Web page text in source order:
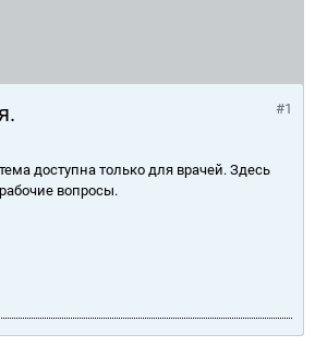
#1
доступна только для врачей. Здесь
вопросы.